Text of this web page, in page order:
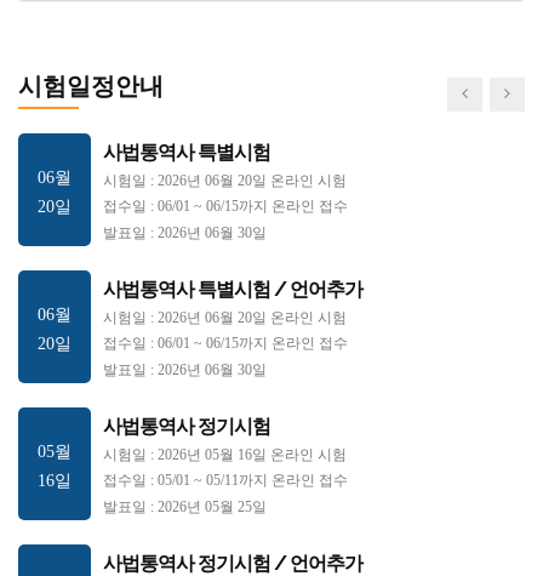
시험일정안내발표일 : 2018년 03월 30일
06월
20일
사법통역사 특별시험
시험일 : 2026년 06월 20일 온라인 시험
접수일 : 06/01 ~ 06/15까지 온라인 접수
발표일 : 2026년 06월 30일
06월
20일
사법통역사 특별시험 / 언어추가
시험일 : 2026년 06월 20일 온라인 시험
접수일 : 06/01 ~ 06/15까지 온라인 접수
발표일 : 2026년 06월 30일
05월
16일
사법통역사 정기시험
시험일 : 2026년 05월 16일 온라인 시험
접수일 : 05/01 ~ 05/11까지 온라인 접수
발표일 : 2026년 05월 25일
사법통역사 정기시험 / 언어추가